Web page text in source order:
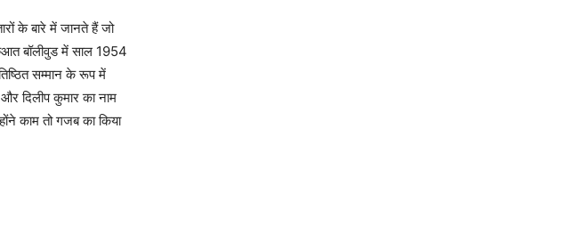
के बारे में जानते हैं जो
बॉलीवुड में साल 1954
सम्मान के रूप में
दिलीप कुमार का नाम
काम तो गजब का किया